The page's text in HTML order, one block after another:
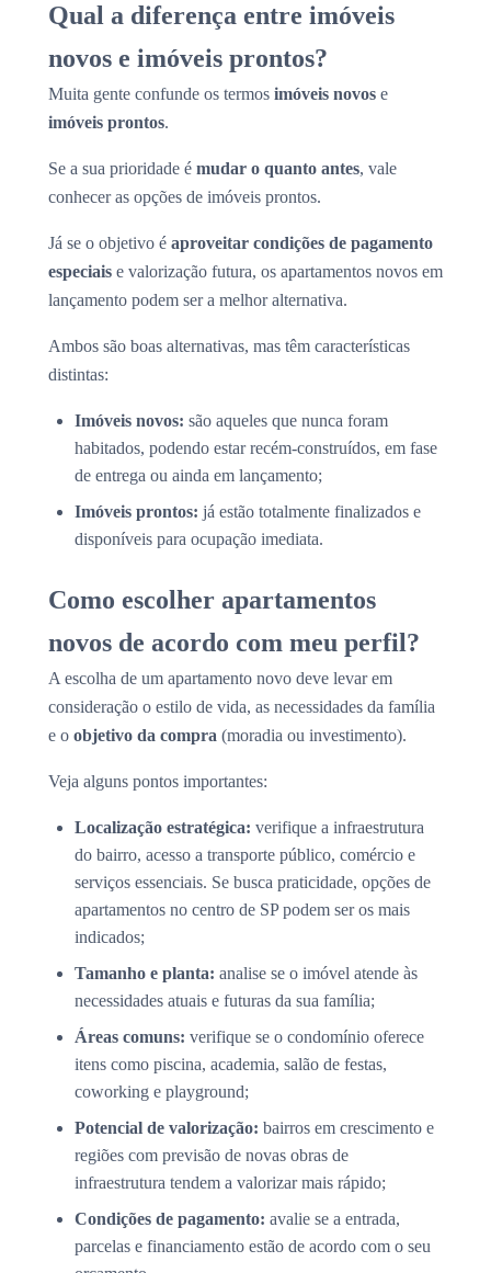
Qual a diferença entre imóveis
novos e imóveis prontos?
Muita gente confunde os termos imóveis novos e
imóveis prontos.
Se a sua prioridade é mudar o quanto antes, vale
conhecer as opções de imóveis prontos.
Já se o objetivo é aproveitar condições de pagamento
especiais e valorização futura, os apartamentos novos em
lançamento podem ser a melhor alternativa.
Ambos são boas alternativas, mas têm características
distintas:
Imóveis novos: são aqueles que nunca foram
habitados, podendo estar recém-construídos, em fase
de entrega ou ainda em lançamento;
Imóveis prontos: já estão totalmente finalizados e
disponíveis para ocupação imediata.
Como escolher apartamentos
novos de acordo com meu perfil?
A escolha de um apartamento novo deve levar em
consideração o estilo de vida, as necessidades da família
e o objetivo da compra (moradia ou investimento).
Veja alguns pontos importantes:
Localização estratégica: verifique a infraestrutura
do bairro, acesso a transporte público, comércio e
serviços essenciais. Se busca praticidade, opções de
apartamentos no centro de SP podem ser os mais
indicados;
Tamanho e planta: analise se o imóvel atende às
necessidades atuais e futuras da sua família;
Áreas comuns: verifique se o condomínio oferece
itens como piscina, academia, salão de festas,
coworking e playground;
Potencial de valorização: bairros em crescimento e
regiões com previsão de novas obras de
infraestrutura tendem a valorizar mais rápido;
Condições de pagamento: avalie se a entrada,
parcelas e financiamento estão de acordo com o seu